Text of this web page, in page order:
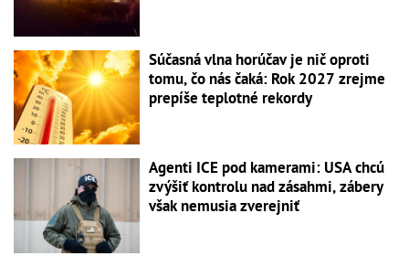
Súčasná vlna horúčav je nič oproti
tomu, čo nás čaká: Rok 2027 zrejme
prepíše teplotné rekordy
Agenti ICE pod kamerami: USA chcú
zvýšiť kontrolu nad zásahmi, zábery
však nemusia zverejniť